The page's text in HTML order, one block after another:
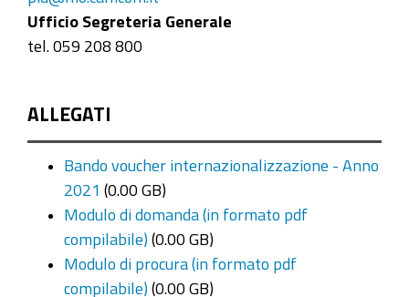
Ufficio Segreteria Generale
tel. 059 208 800
ALLEGATI
Bando voucher internazionalizzazione - Anno
2021 (0.00 GB)
Modulo di domanda (in formato pdf
compilabile) (0.00 GB)
Modulo di procura (in formato pdf
compilabile) (0.00 GB)